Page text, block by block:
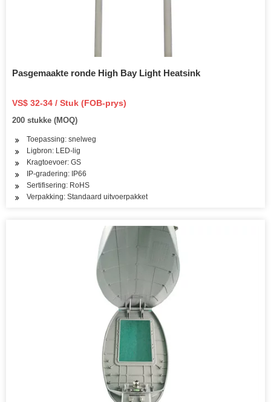
Pasgemaakte ronde High Bay Light Heatsink
VS$ 32-34 / Stuk (FOB-prys)
200 stukke (MOQ)
Toepassing: snelweg
Ligbron: LED-lig
Kragtoevoer: GS
IP-gradering: IP66
Sertifisering: RoHS
Verpakking: Standaard uitvoerpakket